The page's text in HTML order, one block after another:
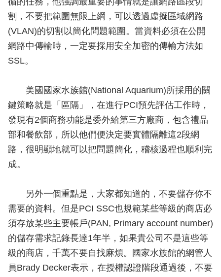
割，不要把範圍無限上綱，可以透過虛擬區域網路
(VLAN)的切割以簡化問題範圍。當資料必須在公開
網路中傳輸時，一定要採用安全加密的傳輸方法如
SSL。
美國國家水族館(National Aquarium)所採用的關
鍵策略就是「區隔」，在進行PCI預先評估工作時，
發現有2個商務功能是委外給第三方廠商，包含禮品
部和餐飲部，所以他們便決定要實體隔離這2段網
路，很明顯地就可以把問題簡化，稽核過程也順利完
成。
另外一個重點是，大家都知道的，不要儲存你不
需要的資料。但是PCI SSC也規範某些等級的商店必
須存放某些主要帳戶(PAN, Primary account number)
的儲存需求記錄長達1年半，如果貴公司不是這些等
級的商店，千萬不要自找麻煩。國家水族館的網管人
員Brady Decker表示，在授權認證階段通過後，不要